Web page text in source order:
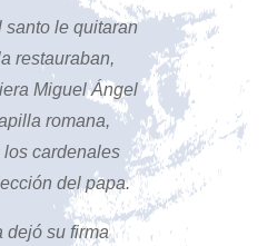
santo le quitaran
restauraban,
Miguel Ángel
romana,
los cardenales
del papa.
dejó su firma